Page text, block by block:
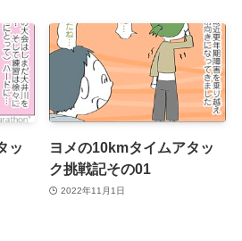
ッ
ヨメの10kmタイムアタッ
ク挑戦記その01
2022年11月1日